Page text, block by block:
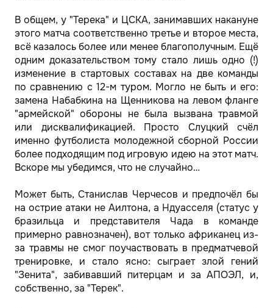
В общем, у "Терека" и ЦСКА, занимавших накануне
этого матча соответственно третье и второе места,
всё казалось более или менее благополучным. Ещё
одним доказательством тому стало лишь одно (!)
изменение в стартовых составах на две команды
по сравнению с 12-м туром. Могло не быть и его:
замена Набабкина на Щенникова на левом фланге
"армейской" обороны не была вызвана травмой
или дисквалификацией. Просто Слуцкий счёл
именно футболиста молодежной сборной России
более подходящим под игровую идею на этот матч.
Вскоре мы убедимся, что не случайно…
Может быть, Станислав Черчесов и предпочёл бы
на острие атаки не Аилтона, а Ндуасселя (статус у
бразильца и представителя Чада в команде
примерно равнозначен), вот только африканец из-
за травмы не смог поучаствовать в предматчевой
тренировке, и стало ясно: сыграет злой гений
"Зенита", забивавший питерцам и за АПОЭЛ, и,
собственно, за "Терек".